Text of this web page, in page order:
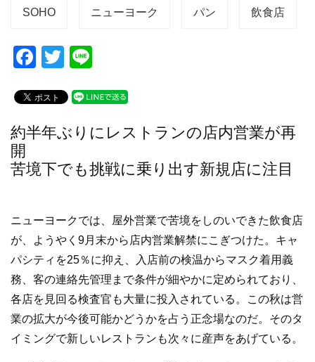
SOHO ニューヨーク パン 飲食店
F
c
e
o
k
T
tt
er
e
約半年ぶりにレストランの店内営業が再
開
苦境下でも挑戦に乗り出す新規店に注目
ニューヨークでは、屋外営業で苦境をしのいできた飲食店
が、ようやく9月末から店内営業解禁にこぎつけた。キャ
パシティを25％に抑え、入店前の検温からマスク着用義
務、客の連絡先管理まで条件が細やかに定められており、
各店を見回る検査官も大量に投入されている。この秋は営
業の拡大が今後可能かどうかを占う正念場なのだ。そのタ
イミングで新しいレストランも次々に産声をあげている。